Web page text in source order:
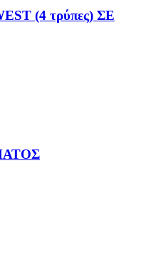
(4 τρύπες) ΣΕ